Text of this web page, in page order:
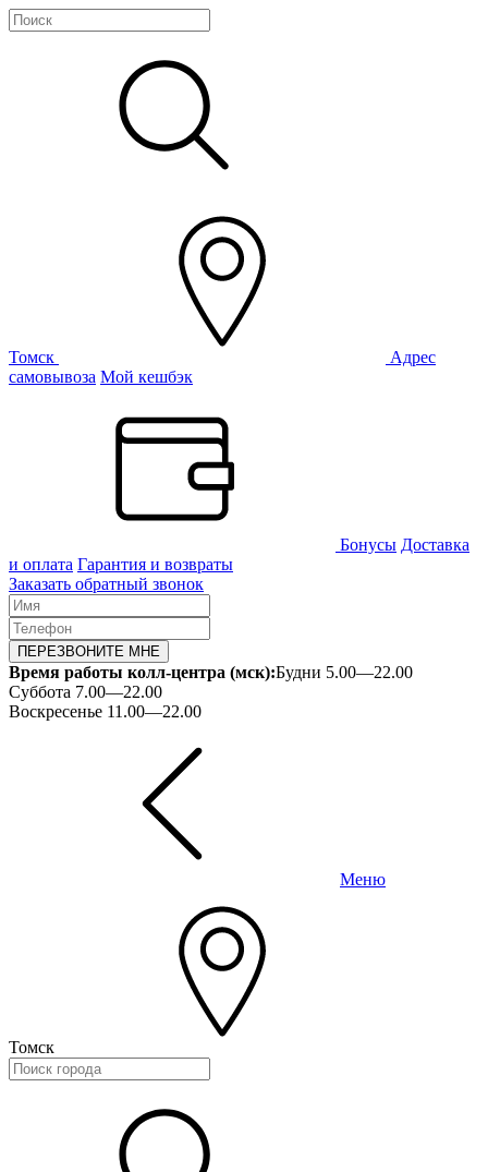
Томск
Адрес
самовывоза Мой кешбэк
Бонусы Доставка
и оплата Гарантия и возвраты
Заказать обратный звонок
ПЕРЕЗВОНИТЕ МНЕ
Время работы колл-центра (мск):Будни 5.00—22.00
Суббота 7.00—22.00
Воскресенье 11.00—22.00
Меню
Томск